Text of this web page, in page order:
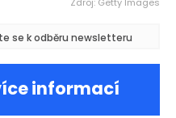
Zdroj: Getty Images
se k odběru newsletteru
informací